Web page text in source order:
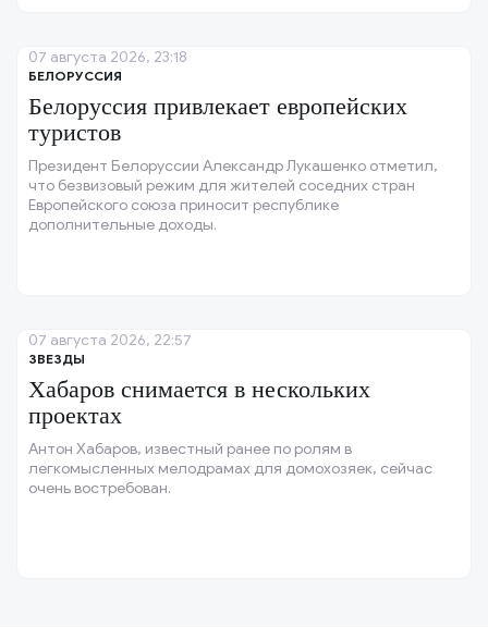
БЕЛОРУССИЯ
Белоруссия привлекает европейских
туристов
Президент Белоруссии Александр Лукашенко отметил,
что безвизовый режим для жителей соседних стран
Европейского союза приносит республике
дополнительные доходы.
07 августа 2026, 23:18
ЗВЕЗДЫ
Хабаров снимается в нескольких
проектах
Антон Хабаров, известный ранее по ролям в
легкомысленных мелодрамах для домохозяек, сейчас
очень востребован.
07 августа 2026, 22:57